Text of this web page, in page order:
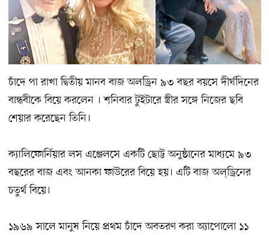
চাঁদে পা রাখা দ্বিতীয় মানব বাজ অলড্রিন ৯৩ বছর বয়সে দীর্ঘদিনের
বান্ধবীকে বিয়ে করলেন । শনিবার টুইটারে স্ত্রীর সঙ্গে নিজের ছবি
শেয়ার করেছেন তিনি।
ক্যালিফোর্নিয়ার লস এঞ্জেলসে একটি ছোট্ট অনুষ্ঠানের মাধ্যমে ৯৩
বছরের বাজ এবং আনকা ফাউরের বিয়ে হয়। এটি বাজ অল্ড্রিনের
চতুর্থ বিয়ে।
১৯৬৯ ‍সালে মানুষ নিয়ে প্রথম চাঁদে অবতরণ করা অ্যাপোলো ১১